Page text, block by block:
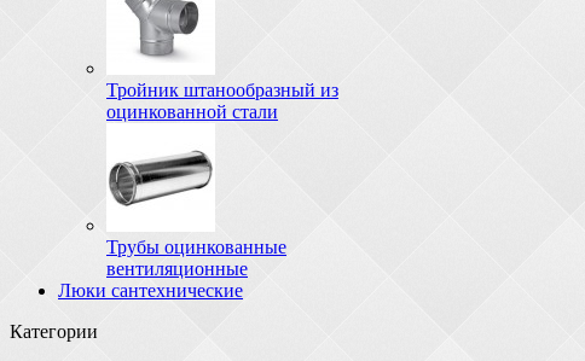
Тройник штанообразный из
оцинкованной стали
Трубы оцинкованные
вентиляционные
Люки сантехнические
Категории